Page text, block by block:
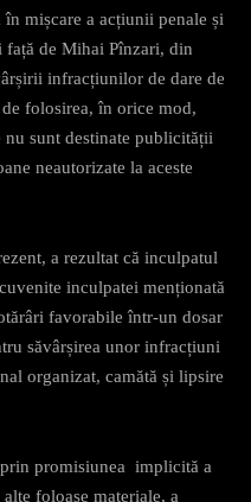
mișcare a acțiunii penale și
față de Mihai Pînzari, din
infracțiunilor de dare de
folosirea, în orice mod,
sunt destinate publicității
neautorizate la aceste
a rezultat că inculpatul
inculpatei menționată
favorabile într-un dosar
săvârșirea unor infracțiuni
organizat, camătă și lipsire
promisiunea implicită a
foloase materiale, a